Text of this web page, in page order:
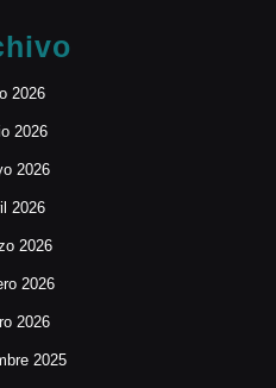
2026
2026
2026
2026
2026
2026
2026
2025